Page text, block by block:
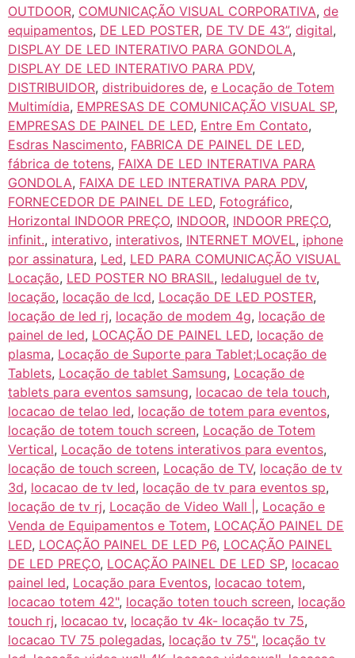
OUTDOOR, COMUNICAÇÃO VISUAL CORPORATIVA, de
equipamentos, DE LED POSTER, DE TV DE 43”, digital,
DISPLAY DE LED INTERATIVO PARA GONDOLA,
DISPLAY DE LED INTERATIVO PARA PDV,
DISTRIBUIDOR, distribuidores de, e Locação de Totem
Multimídia, EMPRESAS DE COMUNICAÇÃO VISUAL SP,
EMPRESAS DE PAINEL DE LED, Entre Em Contato,
Esdras Nascimento, FABRICA DE PAINEL DE LED,
fábrica de totens, FAIXA DE LED INTERATIVA PARA
GONDOLA, FAIXA DE LED INTERATIVA PARA PDV,
FORNECEDOR DE PAINEL DE LED, Fotográfico,
Horizontal INDOOR PREÇO, INDOOR, INDOOR PREÇO,
infinit., interativo, interativos, INTERNET MOVEL, iphone
por assinatura, Led, LED PARA COMUNICAÇÃO VISUAL
Locação, LED POSTER NO BRASIL, ledaluguel de tv,
locação, locação de lcd, Locação DE LED POSTER,
locação de led rj, locação de modem 4g, locação de
painel de led, LOCAÇÃO DE PAINEL LED, locação de
plasma, Locação de Suporte para Tablet;Locação de
Tablets, Locação de tablet Samsung, Locação de
tablets para eventos samsung, locacao de tela touch,
locacao de telao led, locação de totem para eventos,
locação de totem touch screen, Locação de Totem
Vertical, Locação de totens interativos para eventos,
locação de touch screen, Locação de TV, locação de tv
3d, locacao de tv led, locação de tv para eventos sp,
locação de tv rj, Locação de Video Wall | , Locação e
Venda de Equipamentos e Totem, LOCAÇÃO PAINEL DE
LED, LOCAÇÃO PAINEL DE LED P6, LOCAÇÃO PAINEL
DE LED PREÇO, LOCAÇÃO PAINEL DE LED SP, locacao
painel led, Locação para Eventos, locacao totem,
locacao totem 42", locação toten touch screen, locação
touch rj, locacao tv, locação tv 4k- locação tv 75,
locacao TV 75 polegadas, locação tv 75", locação tv